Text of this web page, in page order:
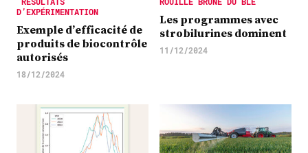
D’EXPÉRIMENTATION
Exemple d’efficacité de
produits de biocontrôle
autorisés
18/12/2024
Les programmes avec
strobilurines dominent
11/12/2024